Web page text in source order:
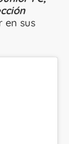
en sus